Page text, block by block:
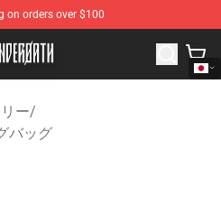
on orders over $100
Underoath Merchandise Shop
ー/
バッグ